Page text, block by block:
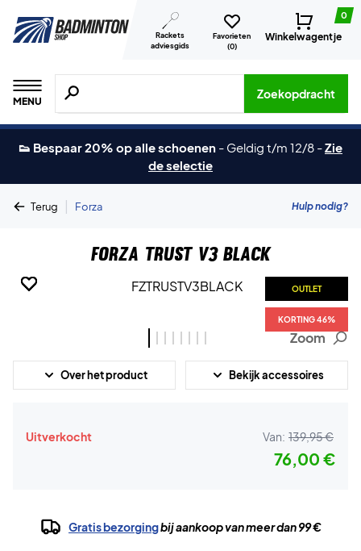
Rackets
adviesgids
Favorieten
(0)
0
Winkelwagentje
MENU
Zoeken naar producten, merken etc.
Zoekopdracht
👟 Bespaar 20% op alle schoenen - Geldig t/m 12/8 -Zie
de selectie
Terug | Forza Hulp nodig?
Forza Trust V3 Black
OUTLET
KORTING 46%
OUTLET
KORTING 46%
OUTLET
KORTING 46%
OUTLET
KORTING 46%
OUTLET
KORTING 46%
OUTLET
KORTING 46%
OUTLET
KORTING 46%
OUTLET
KORTING 46%
Zoom
Over het product Bekijk accessoires
Uitverkocht Van: 139,95 €
76,00 €
Gratis bezorgingbij aankoop van meer dan 99 €